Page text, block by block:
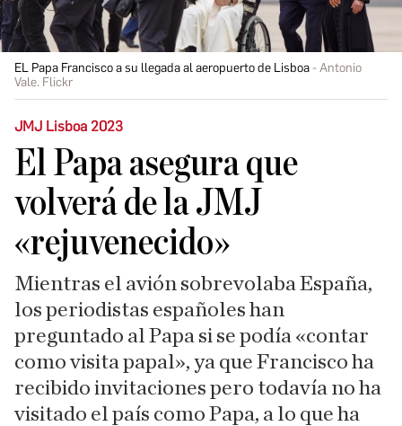
EL Papa Francisco a su llegada al aeropuerto de Lisboa
Antonio
Vale. Flickr
JMJ Lisboa 2023
El Papa asegura que
volverá de la JMJ
«rejuvenecido»
Mientras el avión sobrevolaba España,
los periodistas españoles han
preguntado al Papa si se podía «contar
como visita papal», ya que Francisco ha
recibido invitaciones pero todavía no ha
visitado el país como Papa, a lo que ha